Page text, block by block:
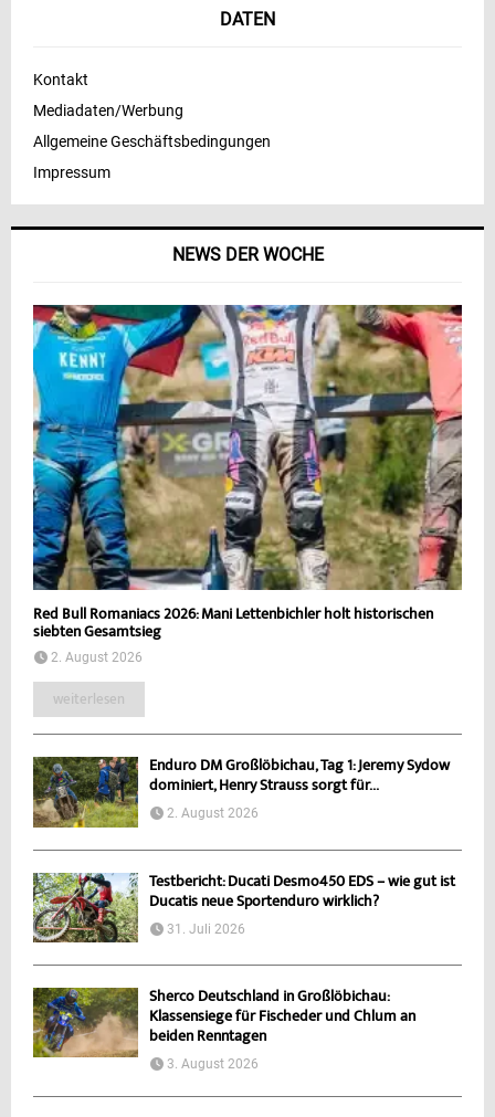
NEWS DER WOCHE
Red Bull Romaniacs 2026: Mani Lettenbichler holt historischen
siebten Gesamtsieg
2. August 2026
weiterlesen
Enduro DM Großlöbichau, Tag 1: Jeremy Sydow
dominiert, Henry Strauss sorgt für...
2. August 2026
Testbericht: Ducati Desmo450 EDS – wie gut ist
Ducatis neue Sportenduro wirklich?
31. Juli 2026
Sherco Deutschland in Großlöbichau:
Klassensiege für Fischeder und Chlum an
beiden Renntagen
3. August 2026
DATEN
Kontakt
Mediadaten/Werbung
Allgemeine Geschäftsbedingungen
Impressum